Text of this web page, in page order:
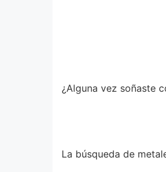
¿Alguna vez soñaste
La búsqueda de